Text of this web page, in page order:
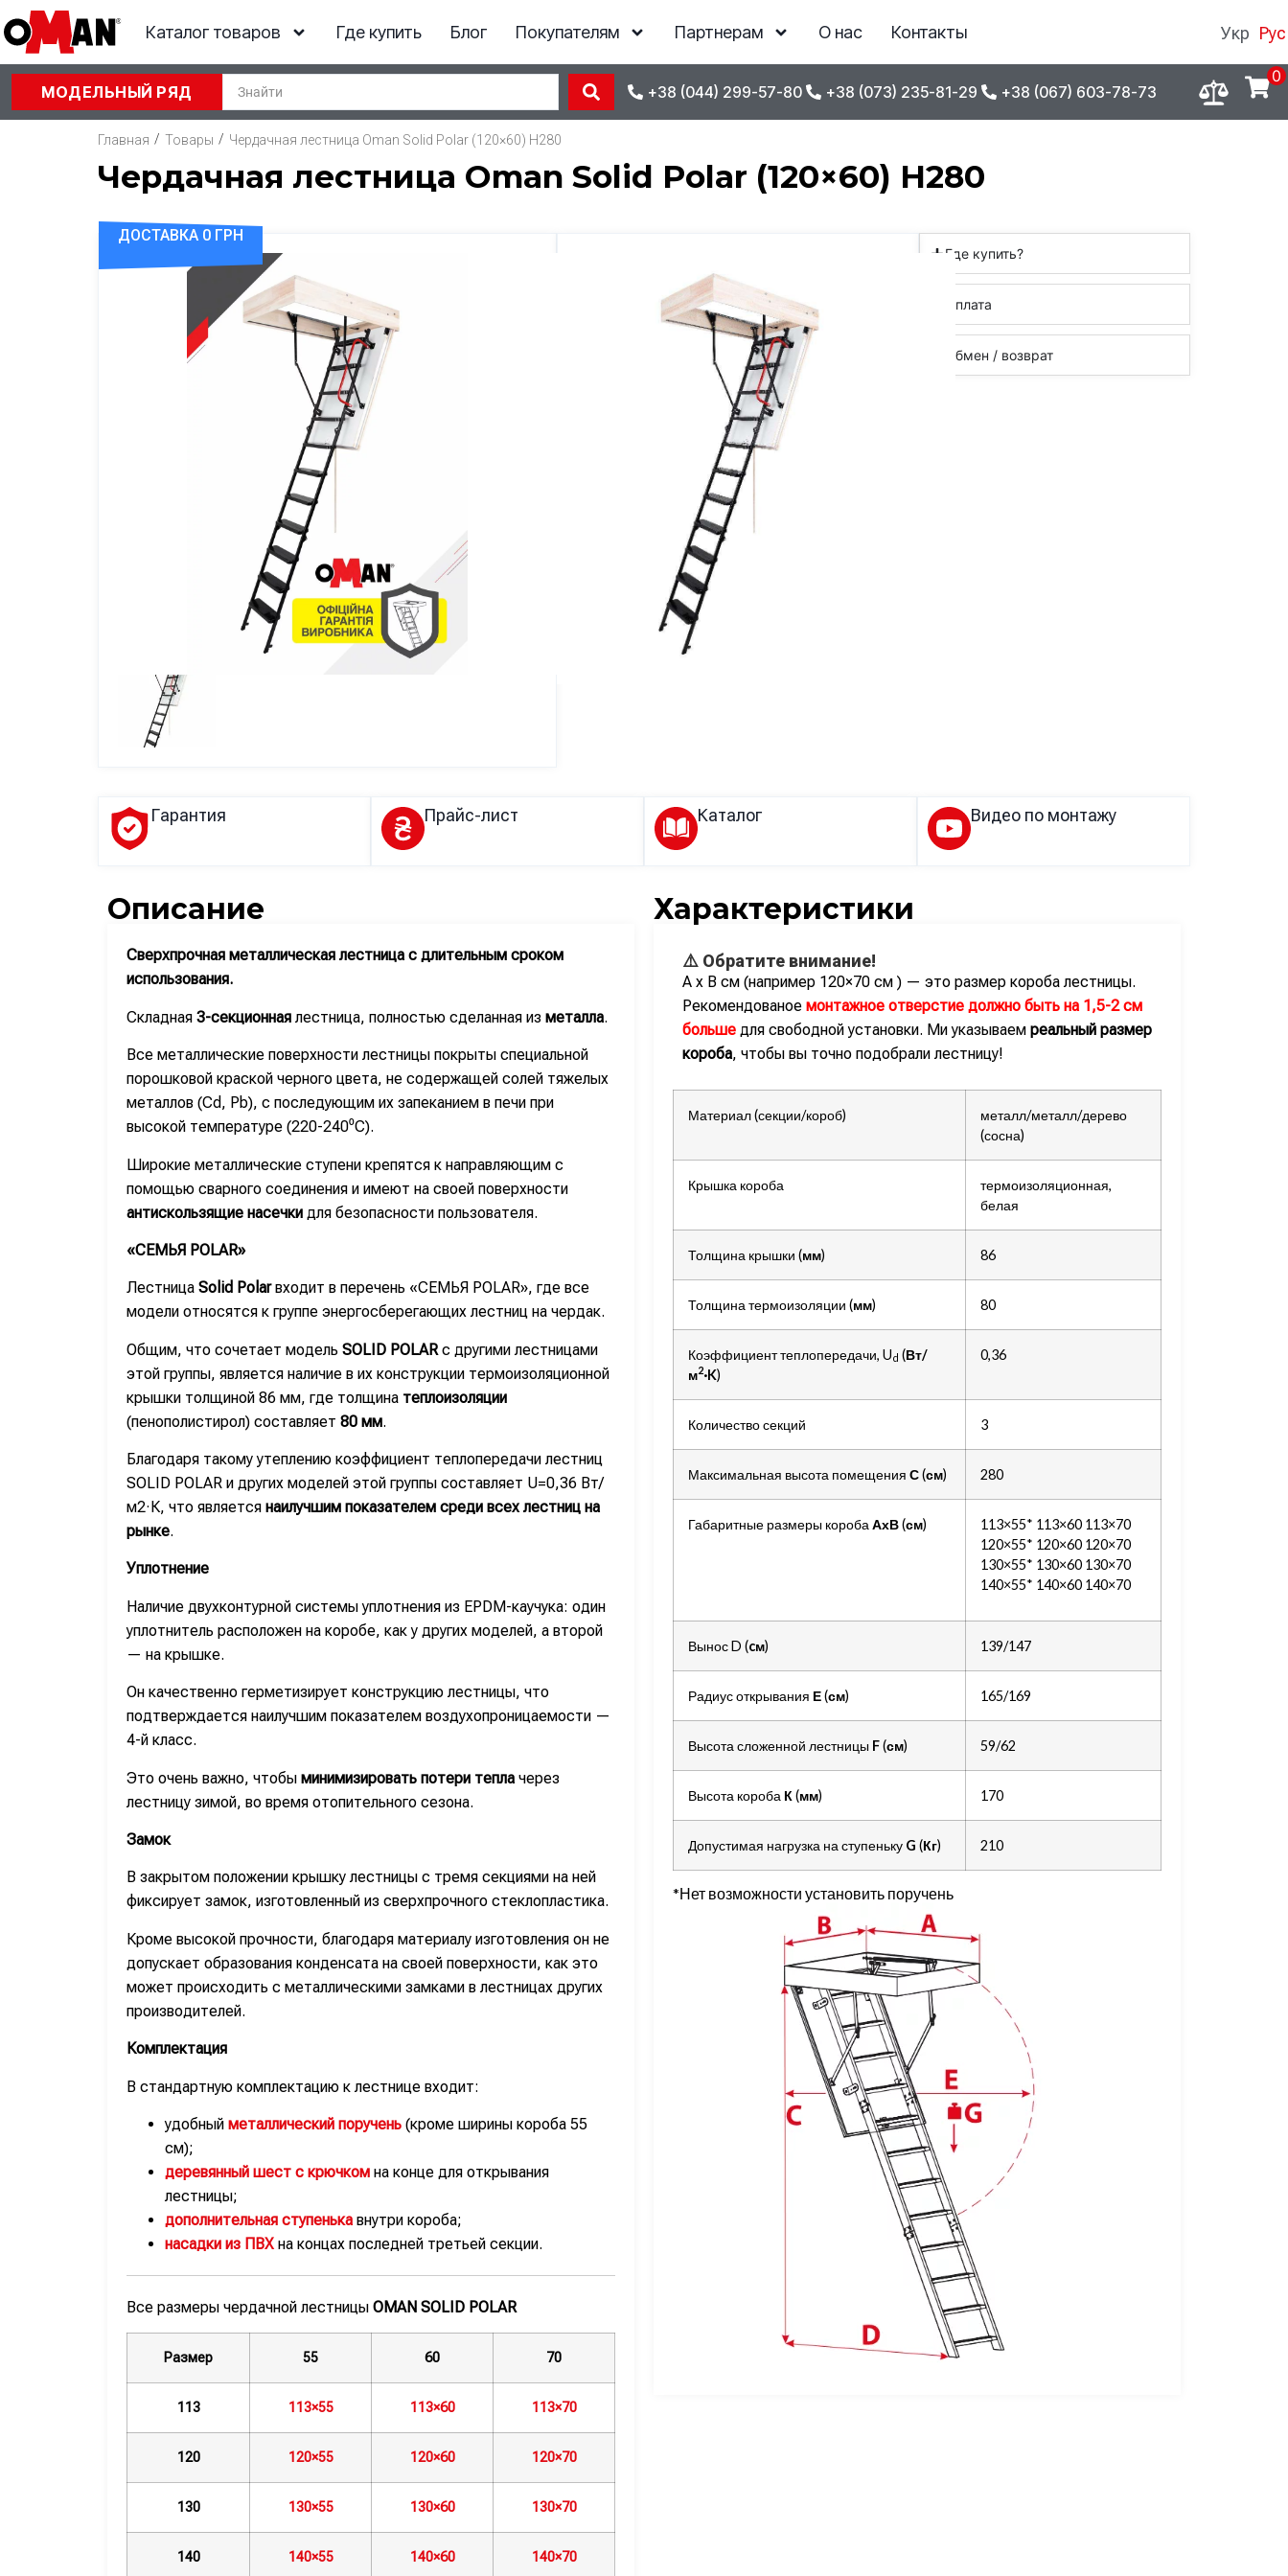
Каталог товаров Где купить Блог Покупателям Партнерам О нас Контакты Укр Рус
МОДЕЛЬНЫЙ РЯД +38 (044) 299-57-80 +38 (073) 235-81-29 +38 (067) 603-78-73
0
Главная / Товары / Чердачная лестница Oman Solid Polar (120×60) H280
Чердачная лестница Oman Solid Polar (120×60) H280
ДОСТАВКА 0 ГРН
24 242грн
*ціна діє при замовленні з сайту
КУПИТЬ
Купить в 1 клик
КУПИТЬ В 1 КЛИК
Где купить?
Оплата
Обмен / возврат
Гарантия Прайс-лист Каталог Видео по монтажу
Описание
Сверхпрочная металлическая лестница с длительным сроком
использования.
Складная 3-секционная лестница, полностью сделанная из металла.
Все металлические поверхности лестницы покрыты специальной
порошковой краской черного цвета, не содержащей солей тяжелых
металлов (Cd, Pb), с последующим их запеканием в печи при
высокой температуре (220-240⁰С).
Широкие металлические ступени крепятся к направляющим с
помощью сварного соединения и имеют на своей поверхности
антискользящие насечки для безопасности пользователя.
«СЕМЬЯ POLAR»
Лестница Solid Polarвходит в перечень «СЕМЬЯ POLAR», где все
модели относятся к группе энергосберегающих лестниц на чердак.
Общим, что сочетает модель SOLID POLAR с другими лестницами
этой группы, является наличие в их конструкции термоизоляционной
крышки толщиной 86 мм, где толщина теплоизоляции
(пенополистирол) составляет 80 мм.
Благодаря такому утеплению коэффициент теплопередачи лестниц
SOLID POLAR и других моделей этой группы составляет U=0,36 Вт/
м2·К, что является наилучшим показателем среди всех лестниц на
рынке.
Уплотнение
Наличие двухконтурной системы уплотнения из EPDM-каучука: один
уплотнитель расположен на коробе, как у других моделей, а второй
— на крышке.
Он качественно герметизирует конструкцию лестницы, что
подтверждается наилучшим показателем воздухопроницаемости —
4-й класс.
Это очень важно, чтобы минимизировать потери тепла через
лестницу зимой, во время отопительного сезона.
Замок
В закрытом положении крышку лестницы с тремя секциями на ней
фиксирует замок, изготовленный из сверхпрочного стеклопластика.
Кроме высокой прочности, благодаря материалу изготовления он не
допускает образования конденсата на своей поверхности, как это
может происходить с металлическими замками в лестницах других
производителей.
Комплектация
В стандартную комплектацию к лестнице входит:
удобный металлический поручень (кроме ширины короба 55
см);
деревянный шест с крючком на конце для открывания
лестницы;
дополнительная ступенька внутри короба;
насадки из ПВХ на концах последней третьей секции.
Все размеры чердачной лестницы OMAN SOLID POLAR
Размер 55 60 70
113 113×55 113×60 113×70
120 120×55 120×60 120×70
130 130×55 130×60 130×70
140 140×55 140×60 140×70
Характеристики
⚠️ Обратите внимание!
А х В см (например 120×70 см ) — это размер короба лестницы.
Рекомендованое монтажное отверстие должно быть на 1,5-2 см
больше для свободной установки. Ми указываем реальный размер
короба, чтобы вы точно подобрали лестницу!
Материал (секции/короб)
металл/металл/дерево
(сосна)
Крышка короба
термоизоляционная,
белая
Толщина крышки (мм) 86
Толщина термоизоляции (мм) 80
Коэффициент теплопередачи, Ud (Вт/
м2·K)
0,36
Количество секций 3
Максимальная высота помещения С(см) 280
Габаритные размеры короба АхВ(см)
113×55* 113×60 113×70
120×55* 120×60 120×70
130×55* 130×60 130×70
140×55* 140×60 140×70
Вынос D (cм) 139/147
Радиус открывания Е(см) 165/169
Высота сложенной лестницы F(см) 59/62
Высота короба К (мм) 170
Допустимая нагрузка на ступеньку G (Кг) 210
*Нет возможности установить поручень